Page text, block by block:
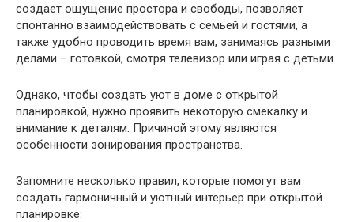
создает ощущение простора и свободы, позволяет
спонтанно взаимодействовать с семьей и гостями, а
также удобно проводить время вам, занимаясь разными
делами – готовкой, смотря телевизор или играя с детьми.
Однако, чтобы создать уют в доме с открытой
планировкой, нужно проявить некоторую смекалку и
внимание к деталям. Причиной этому являются
особенности зонирования пространства.
Запомните несколько правил, которые помогут вам
создать гармоничный и уютный интерьер при открытой
планировке: